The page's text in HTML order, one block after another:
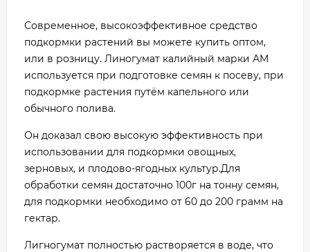
Современное, высокоэффективное средство
подкормки растений вы можете купить оптом,
или в розницу. Линогумат калийный марки АМ
используется при подготовке семян к посеву, при
подкормке растения путём капельного или
обычного полива.
Он доказал свою высокую эффективность при
использовании для подкормки овощных,
зерновых, и плодово-ягодных культур.Для
обработки семян достаточно 100г на тонну семян,
для подкормки необходимо от 60 до 200 грамм на
гектар.
Лигногумат полностью растворяется в воде, что